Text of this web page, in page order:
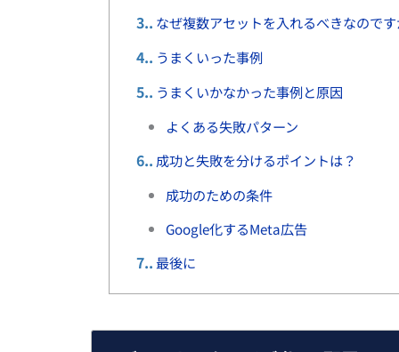
3. なぜ複数アセットを入れるべきなので
4. うまくいった事例
5. うまくいかなかった事例と原因
よくある失敗パターン
6. 成功と失敗を分けるポイントは？
成功のための条件
Google化するMeta広告
7. 最後に